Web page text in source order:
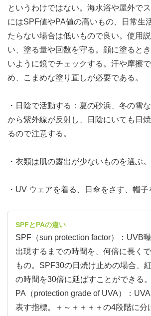
というわけではない。海水浴や屋外で
にはSPF値やPA値の高いもの、日常生
たらない場合は低いもので良い。使用
い、塗る量や回数を守る。顔に塗ると
いように鏡でチェックする。汗や摩擦
め、こまめな塗り直しが必要である。
・日陰で活動する：夏の砂浜、冬の雪
から紫外線が反射し、日陰にいても日
るので注意する。
・衣類は肌の露出が少ないものを選ぶ。
・UV ウェアを着る、日傘をさす、帽子
SPFとPAの違い
SPF（sun protection factor）：UVB
出現するまでの時間を、何倍に長く
もの。SPF30の日焼け止めの場合、
の時間を30倍に延ばすことができる。
PA（protection grade of UVA）：
表す指標。＋～＋＋＋＋の4段階に分